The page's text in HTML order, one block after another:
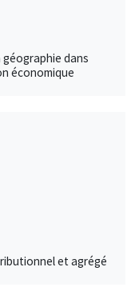
dans
économique
et agrégé